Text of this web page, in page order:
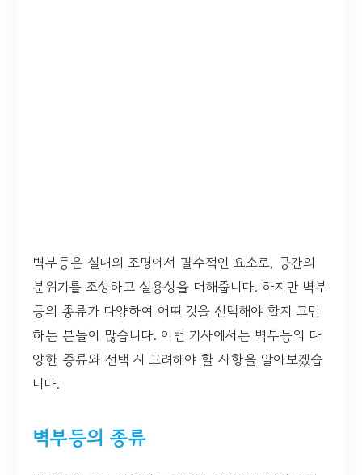
벽부등은 실내외 조명에서 필수적인 요소로, 공간의
분위기를 조성하고 실용성을 더해줍니다. 하지만 벽부
등의 종류가 다양하여 어떤 것을 선택해야 할지 고민
하는 분들이 많습니다. 이번 기사에서는 벽부등의 다
양한 종류와 선택 시 고려해야 할 사항을 알아보겠습
니다.
벽부등의 종류